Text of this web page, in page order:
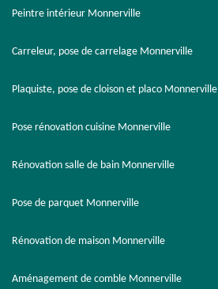
Peintre intérieur Monnerville
Carreleur, pose de carrelage Monnerville
Plaquiste, pose de cloison et placo Monnerville
Pose rénovation cuisine Monnerville
Rénovation salle de bain Monnerville
Pose de parquet Monnerville
Rénovation de maison Monnerville
Aménagement de comble Monnerville